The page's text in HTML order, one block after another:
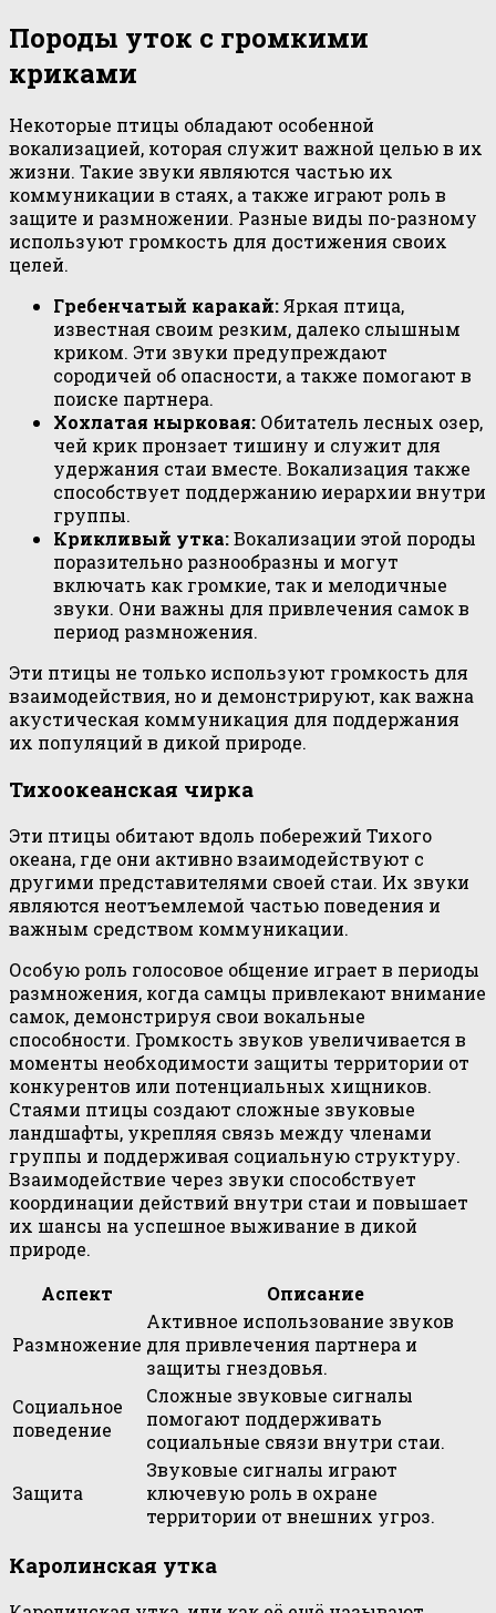
Породы уток с громкими
криками
Некоторые птицы обладают особенной
вокализацией, которая служит важной целью в их
жизни. Такие звуки являются частью их
коммуникации в стаях, а также играют роль в
защите и размножении. Разные виды по-разному
используют громкость для достижения своих
целей.
Гребенчатый каракай:Яркая птица,
известная своим резким, далеко слышным
криком. Эти звуки предупреждают
сородичей об опасности, а также помогают в
поиске партнера.
Хохлатая нырковая: Обитатель лесных озер,
чей крик пронзает тишину и служит для
удержания стаи вместе. Вокализация также
способствует поддержанию иерархии внутри
группы.
Крикливый утка:Вокализации этой породы
поразительно разнообразны и могут
включать как громкие, так и мелодичные
звуки. Они важны для привлечения самок в
период размножения.
Эти птицы не только используют громкость для
взаимодействия, но и демонстрируют, как важна
акустическая коммуникация для поддержания
их популяций в дикой природе.
Тихоокеанская чирка
Эти птицы обитают вдоль побережий Тихого
океана, где они активно взаимодействуют с
другими представителями своей стаи. Их звуки
являются неотъемлемой частью поведения и
важным средством коммуникации.
Особую роль голосовое общение играет в периоды
размножения, когда самцы привлекают внимание
самок, демонстрируя свои вокальные
способности. Громкость звуков увеличивается в
моменты необходимости защиты территории от
конкурентов или потенциальных хищников.
Стаями птицы создают сложные звуковые
ландшафты, укрепляя связь между членами
группы и поддерживая социальную структуру.
Взаимодействие через звуки способствует
координации действий внутри стаи и повышает
их шансы на успешное выживание в дикой
природе.
Аспект
Описание
Размножение
Активное использование звуков
для привлечения партнера и
защиты гнездовья.
Социальное
поведение
Сложные звуковые сигналы
помогают поддерживать
социальные связи внутри стаи.
Защита
Звуковые сигналы играют
ключевую роль в охране
территории от внешних угроз.
Каролинская утка